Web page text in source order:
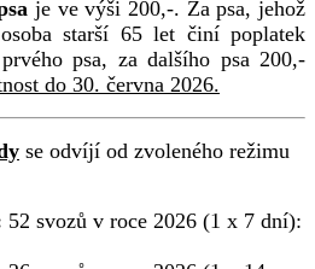
je ve výši 200,-. Za psa, jehož
starší 65 let činí poplatek
psa, za dalšího psa 200,-
do 30. června 2026.
se odvíjí od zvoleného režimu
52 svozů v roce 2026 (1 x 7 dní):